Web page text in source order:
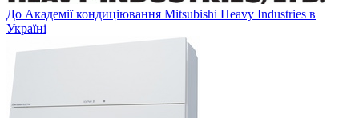
До Академії кондиціювання Mitsubishi Heavy Industries в
Україні